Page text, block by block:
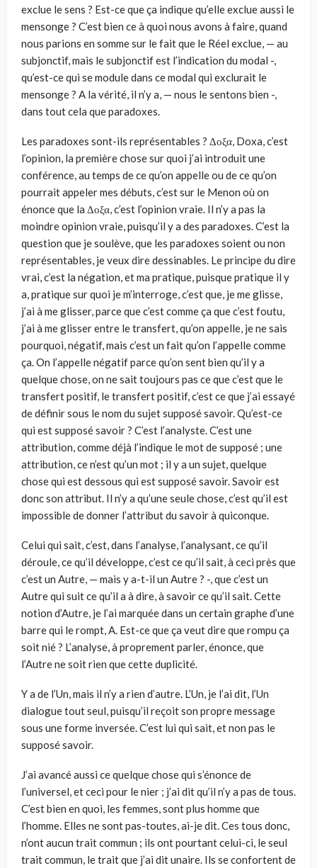
exclue le sens ? Est-ce que ça indique qu’elle exclue aussi le
mensonge ? C’est bien ce à quoi nous avons à faire, quand
nous parions en somme sur le fait que le Réel exclue, — au
subjonctif, mais le subjonctif est l’indication du modal -,
qu’est-ce qui se module dans ce modal qui exclurait le
mensonge ? A la vérité, il n’y a, — nous le sentons bien -,
dans tout cela que paradoxes.
Les paradoxes sont-ils représentables ? Δοξα, Doxa, c’est
l’opinion, la première chose sur quoi j’ai introduit une
conférence, au temps de ce qu’on appelle ou de ce qu’on
pourrait appeler mes débuts, c’est sur le Menon où on
énonce que la Δοξα, c’est l’opinion vraie. Il n’y a pas la
moindre opinion vraie, puisqu’il y a des paradoxes. C’est la
question que je soulève, que les paradoxes soient ou non
représentables, je veux dire dessinables. Le principe du dire
vrai, c’est la négation, et ma pratique, puisque pratique il y
a, pratique sur quoi je m’interroge, c’est que, je me glisse,
j’ai à me glisser, parce que c’est comme ça que c’est foutu,
j’ai à me glisser entre le transfert, qu’on appelle, je ne sais
pourquoi, négatif, mais c’est un fait qu’on l’appelle comme
ça. On l’appelle négatif parce qu’on sent bien qu’il y a
quelque chose, on ne sait toujours pas ce que c’est que le
transfert positif, le transfert positif, c’est ce que j’ai essayé
de définir sous le nom du sujet supposé savoir. Qu’est-ce
qui est supposé savoir ? C’est l’analyste. C’est une
attribution, comme déjà l’indique le mot de supposé ; une
attribution, ce n’est qu’un mot ; il y a un sujet, quelque
chose qui est dessous qui est supposé savoir. Savoir est
donc son attribut. Il n’y a qu’une seule chose, c’est qu’il est
impossible de donner l’attribut du savoir à quiconque.
Celui qui sait, c’est, dans l’analyse, l’analysant, ce qu’il
déroule, ce qu’il développe, c’est ce qu’il sait, à ceci près que
c’est un Autre, — mais y a-t-il un Autre ? -, que c’est un
Autre qui suit ce qu’il a à dire, à savoir ce qu’il sait. Cette
notion d’Autre, je l’ai marquée dans un certain graphe d’une
barre qui le rompt, A. Est-ce que ça veut dire que rompu ça
soit nié ? L’analyse, à proprement parler, énonce, que
l’Autre ne soit rien que cette duplicité.
Y a de l’Un, mais il n’y a rien d’autre. L’Un, je l’ai dit, l’Un
dialogue tout seul, puisqu’il reçoit son propre message
sous une forme inversée. C’est lui qui sait, et non pas le
supposé savoir.
J’ai avancé aussi ce quelque chose qui s’énonce de
l’universel, et ceci pour le nier ; j’ai dit qu’il n’y a pas de tous.
C’est bien en quoi, les femmes, sont plus homme que
l’homme. Elles ne sont pas-toutes, ai-je dit. Ces tous donc,
n’ont aucun trait commun ; ils ont pourtant celui-ci, le seul
trait commun, le trait que j’ai dit unaire. Ils se confortent de